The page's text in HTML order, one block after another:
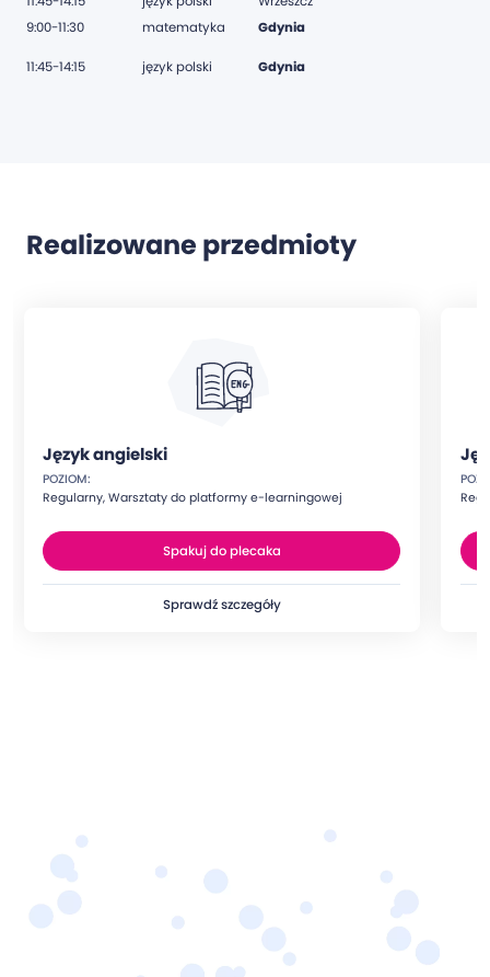
9:00-11:30
matematyka Gdynia
11:45-14:15 język polski Gdynia
Realizowane przedmioty
Język angielski
POZIOM:
Regularny, Warsztaty do platformy e-learningowej
Spakuj do plecaka
Sprawdź szczegóły